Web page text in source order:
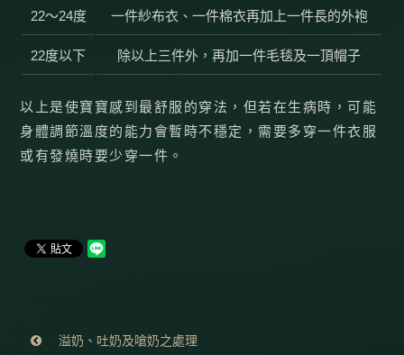
22～24度 一件紗布衣、一件棉衣再加上一件長的外袍
22度以下 除以上三件外，再加一件毛毯及一頂帽子
以上是使寶寶感到最舒服的穿法，但若在生病時，可能
身體調節溫度的能力會暫時不穩定，需要多穿一件衣服
或有發燒時要少穿一件。
溢奶、吐奶及嗆奶之處理